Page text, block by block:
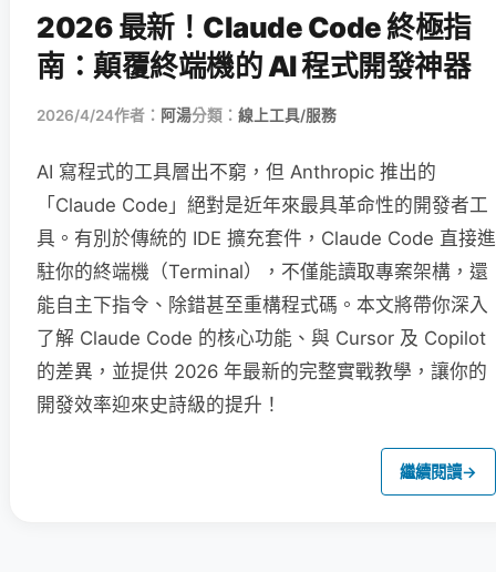
2026 最新！Claude Code 終極指
南：顛覆終端機的 AI 程式開發神器
2026/4/24作者： 阿湯分類： 線上工具/服務
AI 寫程式的工具層出不窮，但 Anthropic 推出的
「Claude Code」絕對是近年來最具革命性的開發者工
具。有別於傳統的 IDE 擴充套件，Claude Code 直接進
駐你的終端機（Terminal），不僅能讀取專案架構，還
能自主下指令、除錯甚至重構程式碼。本文將帶你深入
了解 Claude Code 的核心功能、與 Cursor 及 Copilot
的差異，並提供 2026 年最新的完整實戰教學，讓你的
開發效率迎來史詩級的提升！
繼續閱讀→